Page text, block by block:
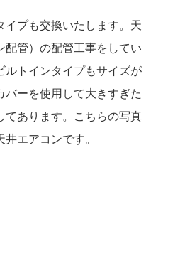
イプも交換いたします。天
配管）の配管工事をしてい
ルトインタイプもサイズが
バーを使用して大きすぎた
てあります。こちらの写真
エアコンです。